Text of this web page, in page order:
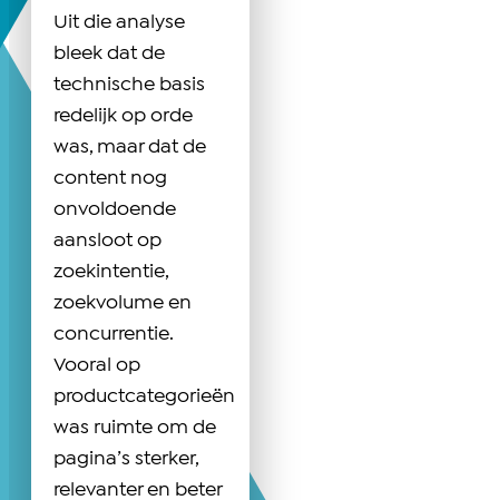
Uit die analyse
bleek dat de
technische basis
redelijk op orde
was, maar dat de
content nog
onvoldoende
aansloot op
zoekintentie,
zoekvolume en
concurrentie.
Vooral op
productcategorieën
was ruimte om de
pagina’s sterker,
relevanter en beter